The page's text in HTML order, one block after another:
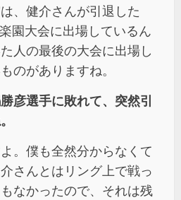
、健介さんが引退した
園大会に出場しているん
人の最後の大会に出場し
のがありますね。
彦選手に敗れて、突然引
。僕も全然分からなくて
さんとはリング上で戦っ
なかったので、それは残